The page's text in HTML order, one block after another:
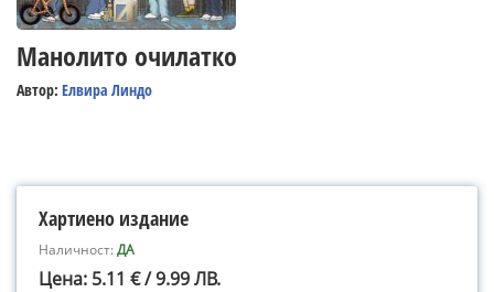
Манолито очилатко
Автор: Елвира Линдо
Хартиено издание
Наличност:ДА
Цена: 5.11 € / 9.99 ЛВ.